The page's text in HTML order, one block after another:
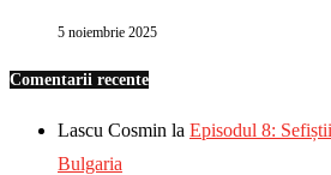
5 noiembrie 2025
Comentarii recente
Lascu Cosmin la Episodul 8:
Bulgaria